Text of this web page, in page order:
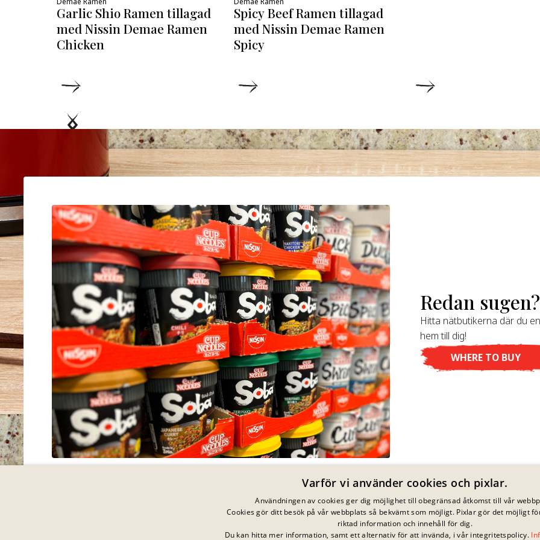
Garlic Shio Ramen tillagad
med Nissin Demae Ramen
Chicken
Spicy Beef Ramen tillagad
med Nissin Demae Ramen
Spicy
Redan sugen?
Hitta nätbutikerna där du
hem till dig!
WHERE TO BUY
Varför vi använder cookies och pixlar.
Användningen av cookies ger dig möjlighet till obegränsad åtkomst till vår
Cookies gör ditt besök på vår webbplats så bekvämt som möjligt. Pixlar gör det möjligt
riktad information och innehåll för dig.
Du kan hitta mer information, samt ett alternativ för att invända, i vår integritetspolicy.